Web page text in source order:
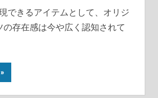
できるアイテムとして、オリジ
の存在感は今や広く認知されて